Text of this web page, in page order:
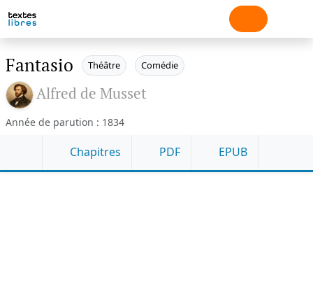
Fantasio Théâtre Comédie
Alfred de Musset
Année de parution : 1834
Chapitres PDF EPUB